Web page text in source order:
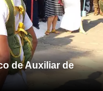
de Auxiliar de